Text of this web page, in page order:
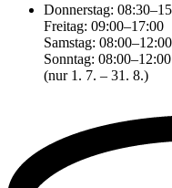
Donnerstag:
Freitag: 09:00–17:00
Samstag: 08:00–12:00
Sonntag: 08:00–12:00
(nur 1. 7. – 31. 8.)